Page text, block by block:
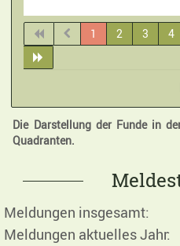
1 2 3 4
Die Darstellung der Funde in
Quadranten.
Meldungen insgesamt:
Meldungen aktuelles Jahr: